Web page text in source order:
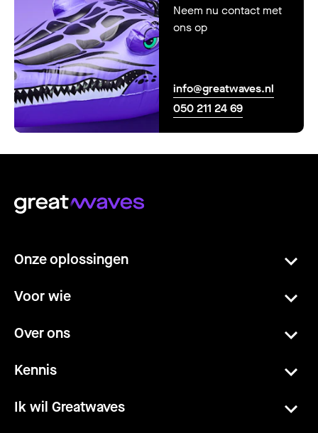
Neem nu contact met
ons op
info@greatwaves.nl
050 211 24 69
Onze oplossingen
Voor wie
Over ons
Kennis
Ik wil Greatwaves